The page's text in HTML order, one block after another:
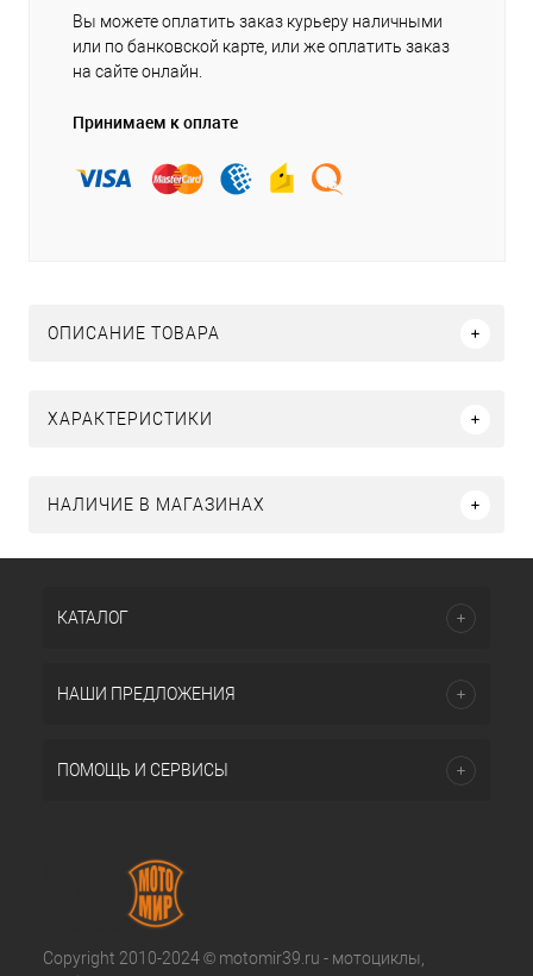
Вы можете оплатить заказ курьеру наличными
или по банковской карте, или же оплатить заказ
на сайте онлайн.
Принимаем к оплате
ОПИСАНИЕ ТОВАРА
ХАРАКТЕРИСТИКИ
НАЛИЧИЕ В МАГАЗИНАХ
КАТАЛОГ
НАШИ ПРЕДЛОЖЕНИЯ
ПОМОЩЬ И СЕРВИСЫ
Copyright 2010-2024 © motomir39.ru - мотоциклы,